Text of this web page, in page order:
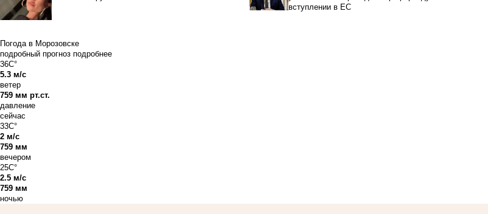
вступлении в ЕС
Погода в Морозовске
подробный прогноз подробнее
36C°
5.3 м/с
ветер
759 мм рт.ст.
давление
сейчас
33C°
2 м/с
759 мм
вечером
25C°
2.5 м/с
759 мм
ночью